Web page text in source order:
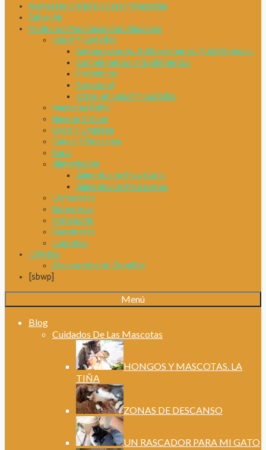
Acerca De Orden En Casa Y Mascotas
Sobre Mi
Productos Para Casas Con Mascotas
Salud Y Cuidados
Antiparasitarios, Antibacterianos, Y Antifúngicos
Complementos Y Suplementos
Probióticos
Seguridad
Otros, en Salud Y Cuidados
Mascotas Bebé
Higiene Y Aseo
Deco Y Limpieza
Camas Y Descanso
Ropa
Alimentación
Alimentación Para Gatos
Alimentación Para perros
Comederos
Bebederos
Transporte
Rascadores
Juguetes
¡Ofertas!
¡Descuentos en Zooplús!
[sbwp]
Menú
Blog
Cuidados De Las Mascotas
HONGOS Y MASCOTAS. LA
TIÑA
ZONAS DE DESCANSO
UN RASCADOR PARA MI GATO